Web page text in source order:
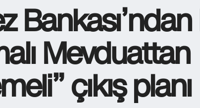
Mevduattan
çıkış planı